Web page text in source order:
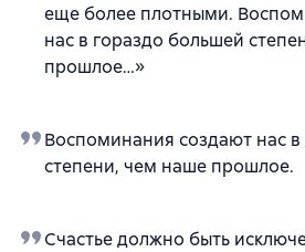
еще более плотными.
нас в гораздо большей
прошлое…»
Воспоминания создают нас
степени, чем наше прошлое.
Счастье должно быть